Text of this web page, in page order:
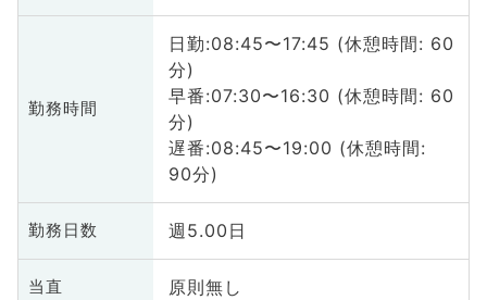
勤務時間
日勤:08:45〜17:45 (休憩時間: 60
分)
早番:07:30〜16:30 (休憩時間: 60
分)
遅番:08:45〜19:00 (休憩時間:
90分)
勤務日数 週5.00日
当直 原則無し